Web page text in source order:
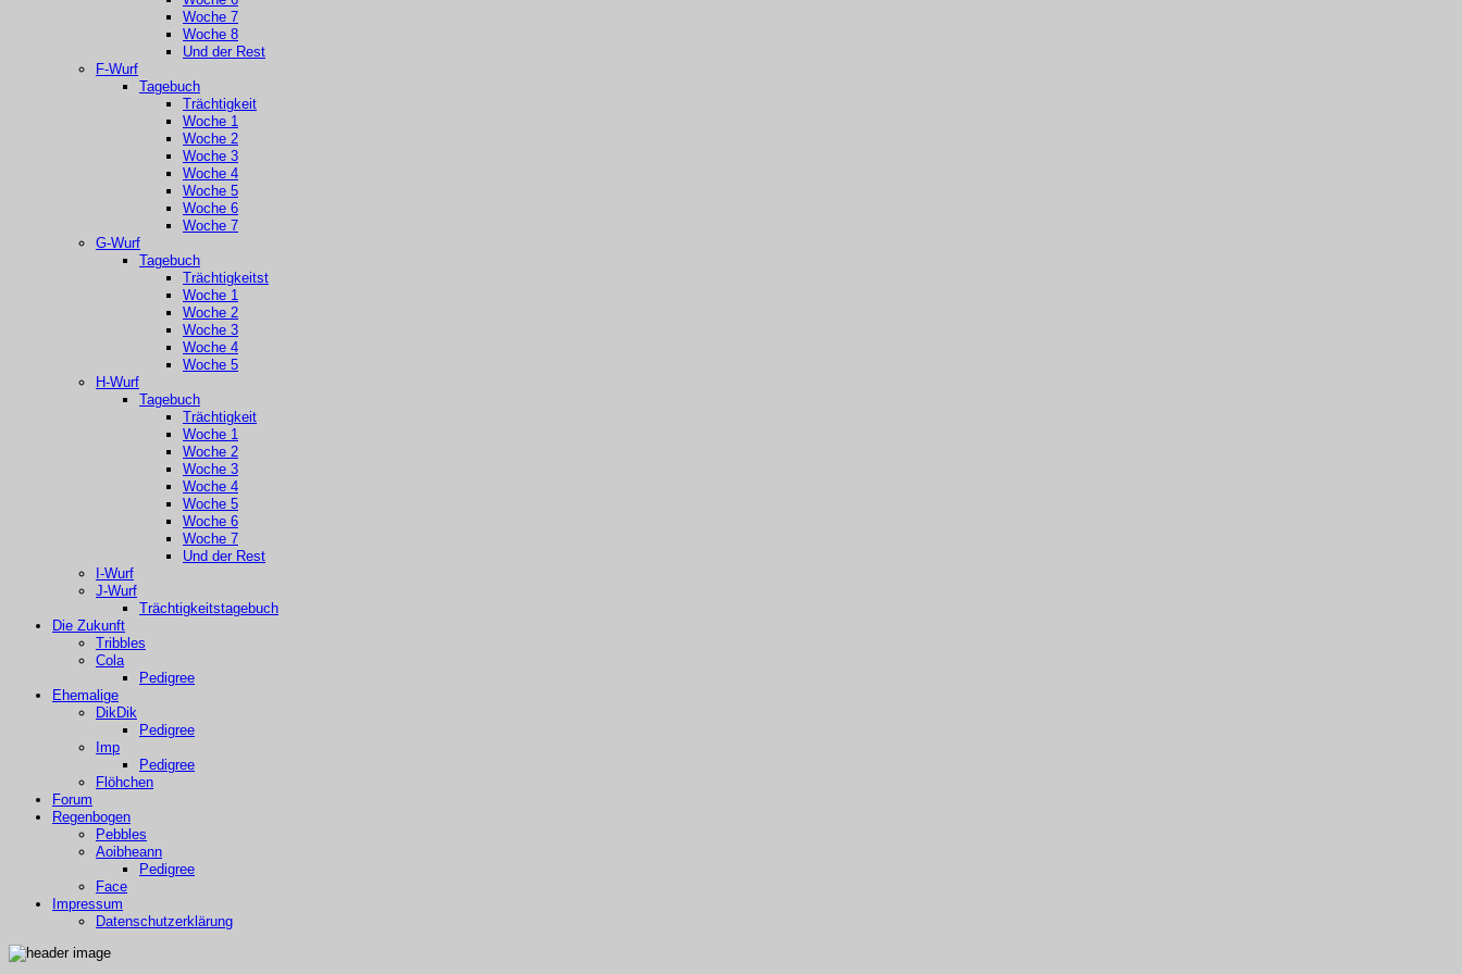
Woche 7
Woche 8
Und der Rest
F-Wurf
Tagebuch
Trächtigkeit
Woche 1
Woche 2
Woche 3
Woche 4
Woche 5
Woche 6
Woche 7
G-Wurf
Tagebuch
Trächtigkeitst
Woche 1
Woche 2
Woche 3
Woche 4
Woche 5
H-Wurf
Tagebuch
Trächtigkeit
Woche 1
Woche 2
Woche 3
Woche 4
Woche 5
Woche 6
Woche 7
Und der Rest
I-Wurf
J-Wurf
Trächtigkeitstagebuch
Die Zukunft
Tribbles
Cola
Pedigree
Ehemalige
DikDik
Pedigree
Imp
Pedigree
Flöhchen
Forum
Regenbogen
Pebbles
Aoibheann
Pedigree
Face
Impressum
Datenschutzerklärung